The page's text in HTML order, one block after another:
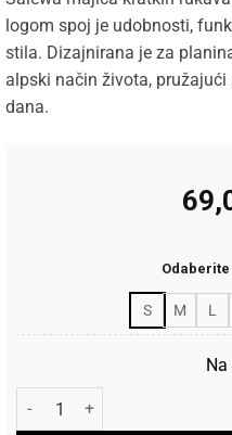
logom spoj je udobnosti,
stila. Dizajnirana je za
alpski način života,
dana.
S M L
Salewa Majica Solidlogo Dry